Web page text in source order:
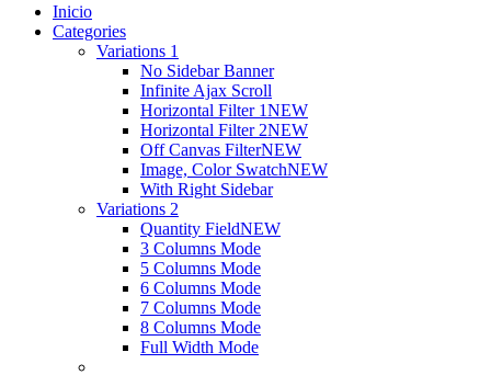
Inicio
Categories
Variations 1
No Sidebar Banner
Infinite Ajax Scroll
Horizontal Filter 1NEW
Horizontal Filter 2NEW
Off Canvas FilterNEW
Image, Color SwatchNEW
With Right Sidebar
Variations 2
Quantity FieldNEW
3 Columns Mode
5 Columns Mode
6 Columns Mode
7 Columns Mode
8 Columns Mode
Full Width Mode